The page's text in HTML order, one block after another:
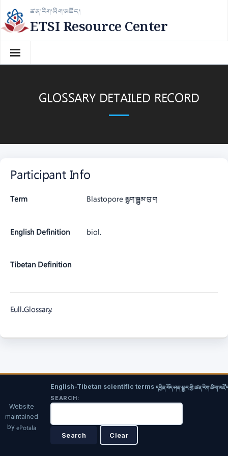
Skip
to
content
ཚན་རིག་ཡིག་མཛོད།
ETSI Resource Center
GLOSSARY DETAILED RECORD
Participant Info
Term Blastopore མྱུག་སྦྲུམ་བུ་ག
English Definition biol.
Tibetan Definition
Full Glossary
Website
maintained
by ePotala
English-Tibetan scientific terms
SEARCH: